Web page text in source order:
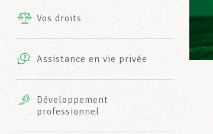
INFO-CENTER
Vos droits
Assistance en vie privée
complémentaires
AXA
Développement
professionnel